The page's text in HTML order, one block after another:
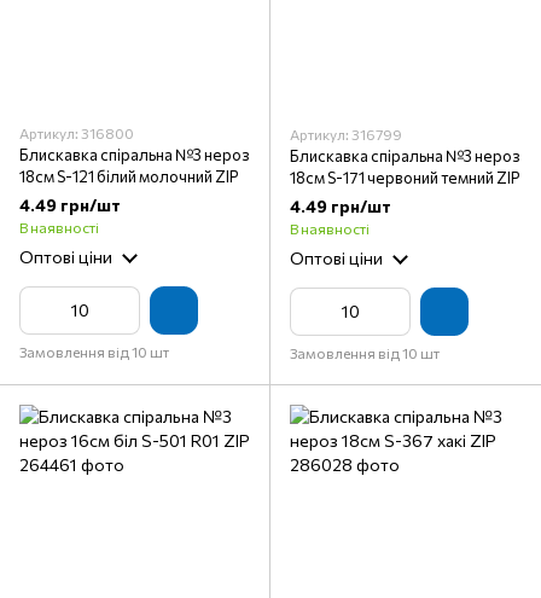
Артикул: 316800
Блискавка спіральна №3 нероз
18см S-121 білий молочний ZIP
4.49 грн/шт
В наявності
Оптові ціни
Замовлення від 10 шт
Артикул: 316799
Блискавка спіральна №3 нероз
18см S-171 червоний темний ZIP
4.49 грн/шт
В наявності
Оптові ціни
Замовлення від 10 шт